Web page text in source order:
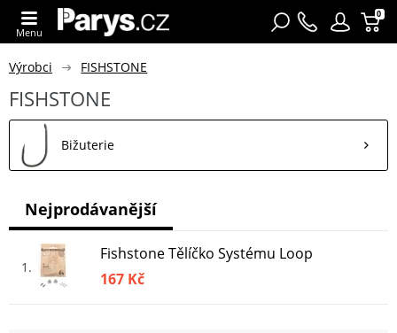
0
Menu
Výrobci FISHSTONE
FISHSTONE
Bižuterie
1
Fishstone Tělíčko Systému Loop
167 Kč
Nejprodávanější